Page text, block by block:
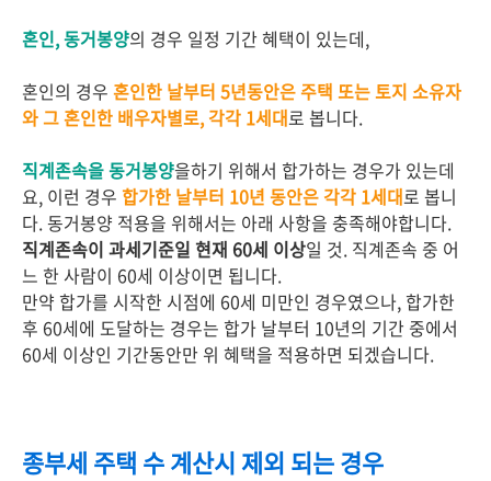
혼인, 동거봉양의 경우 일정 기간 혜택이 있는데,
혼인의 경우 혼인한 날부터 5년동안은 주택 또는 토지 소유자
와 그 혼인한 배우자별로, 각각 1세대로 봅니다.
직계존속을 동거봉양을하기 위해서 합가하는 경우가 있는데
요, 이런 경우 합가한 날부터 10년 동안은 각각 1세대로 봅니
다. 동거봉양 적용을 위해서는 아래 사항을 충족해야합니다.
직계존속이 과세기준일 현재 60세 이상일 것. 직계존속 중 어
느 한 사람이 60세 이상이면 됩니다.
만약 합가를 시작한 시점에 60세 미만인 경우였으나, 합가한
후 60세에 도달하는 경우는 합가 날부터 10년의 기간 중에서
60세 이상인 기간동안만 위 혜택을 적용하면 되겠습니다.
종부세 주택 수 계산시 제외 되는 경우